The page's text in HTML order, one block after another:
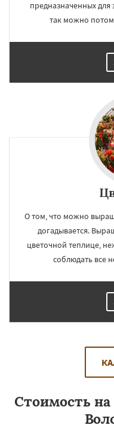
предназначенных для
так можно
О том, что можно
догадывается.
цветочной теплице,
соблюдать все
Стоимость